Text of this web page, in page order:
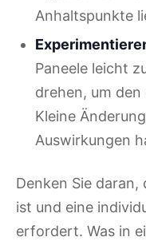
Anhaltspunkte
Paneele leicht
drehen, um
Kleine
Auswirkungen
Denken Sie daran,
ist und eine
erfordert. Was in